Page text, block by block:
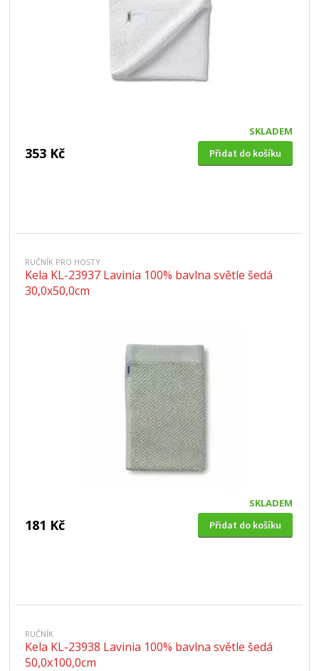
SKLADEM
353 Kč Přidat do košíku
RUČNÍK PRO HOSTY
Kela KL-23937 Lavinia 100% bavlna světle šedá
30,0x50,0cm
SKLADEM
181 Kč Přidat do košíku
RUČNÍK
Kela KL-23938 Lavinia 100% bavlna světle šedá
50,0x100,0cm